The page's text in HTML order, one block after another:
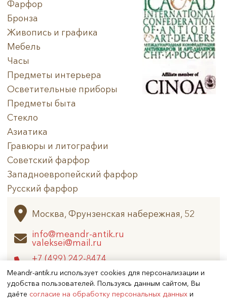
Стиль
Формат
Техника
Материал
Meandr-antik.ru использует cookies для персонализации и
удобства пользователей. Пользуясь данным сайтом, Вы
даёте согласие на обработку персональных данных и
Фарфор
Бронза
Живопись и графика
Мебель
Часы
Предметы интерьера
Осветительные приборы
Предметы быта
Стекло
Азиатика
Гравюры и литографии
Советский фарфор
Западноевропейский фарфор
Русский фарфор
Архив
Москва, Фрунзенская набережная, 52
info@meandr-antik.ru
valeksei@mail.ru
+7 (499) 242-8474
+7 (925) 506-6926
Не является публичной офертой